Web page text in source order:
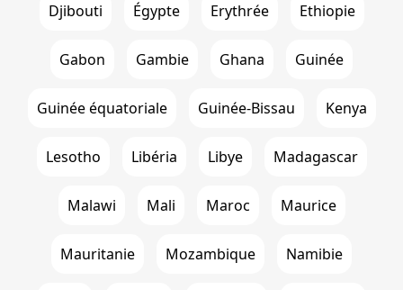
Djibouti Égypte Erythrée Ethiopie
Gabon Gambie Ghana Guinée
Guinée équatoriale Guinée-Bissau Kenya
Lesotho Libéria Libye Madagascar
Malawi Mali Maroc Maurice
Mauritanie Mozambique Namibie